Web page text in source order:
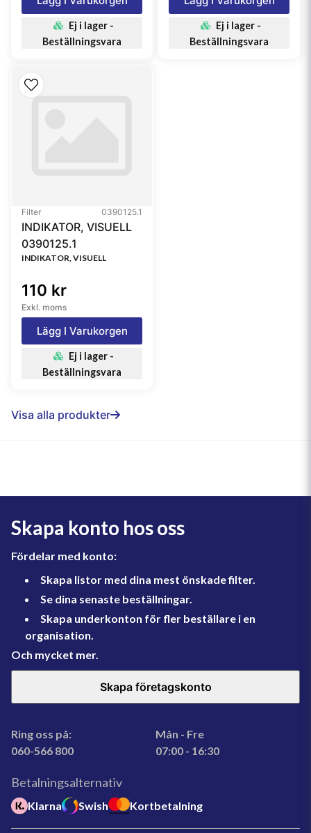
Ej i lager -
Beställningsvara
Ej i lager -
Beställningsvara
Filter 0390125.1
INDIKATOR, VISUELL
0390125.1
INDIKATOR, VISUELL
110 kr
Exkl. moms
Lägg I Varukorgen
Ej i lager -
Beställningsvara
Visa alla produkter
Skapa konto hos oss
Fördelar med konto:
Skapa listor med dina mest önskade filter.
Se dina senaste beställningar.
Skapa underkonton för fler beställare i en
organisation.
Och mycket mer.
Skapa företagskonto
Ring oss på:
060-566 800
Mån - Fre
07:00 - 16:30
Betalningsalternativ
Klarna Swish Kortbetalning